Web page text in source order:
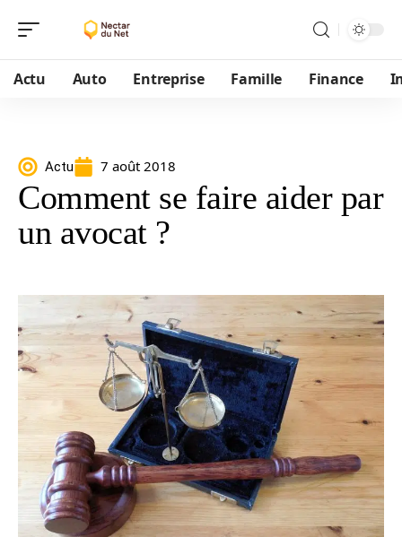
Actu Auto Entreprise Famille Finance
Actu 7 août 2018
Comment se faire aider par
un avocat ?